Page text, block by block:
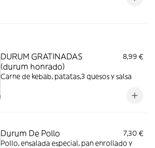
DURUM GRATINADAS
(durum honrado)
8,99 €
Carne de kebab, patatas,3 quesos y salsa
Durum De Pollo
7,30 €
Pollo, ensalada especial, pan enrollado y